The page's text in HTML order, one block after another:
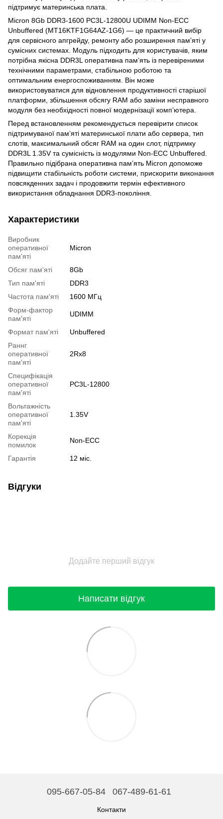
підтримує материнська плата.
Micron 8Gb DDR3-1600 PC3L-12800U UDIMM Non-ECC
Unbuffered (MT16KTF1G64AZ-1G6) — це практичний вибір
для сервісного апгрейду, ремонту або розширення пам’яті у
сумісних системах. Модуль підходить для користувачів, яким
потрібна якісна DDR3L оперативна пам’ять із перевіреними
технічними параметрами, стабільною роботою та
оптимальним енергоспоживанням. Він може
використовуватися для відновлення продуктивності старішої
платформи, збільшення обсягу RAM або заміни несправного
модуля без необхідності повної модернізації комп’ютера.
Перед встановленням рекомендується перевірити список
підтримуваної пам’яті материнської плати або сервера, тип
слотів, максимальний обсяг RAM на один слот, підтримку
DDR3L 1.35V та сумісність із модулями Non-ECC Unbuffered.
Правильно підібрана оперативна пам’ять Micron допоможе
підвищити стабільність роботи системи, прискорити виконання
повсякденних задач і продовжити термін ефективного
використання обладнання DDR3-покоління.
Характеристики
Виробник
оперативної
пам'яті
Micron
Обсяг пам'яті
8Gb
Тип пам'яті
DDR3
Частота пам'яті
1600 МГц
Форм-фактор
пам'яті
UDIMM
Формат пам'яті
Unbuffered
Раннг
оперативної
пам'яті
2Rx8
Специфікація
оперативної
пам'яті
PC3L-12800
Вольтажність
оперативної
пам'яті
1.35V
Корекція
помилок
Non-ECC
Гарантія 12 міс.
Відгуки
Додайте перший відгук
Написати відгук
095-667-05-84 067-489-61-61
Контакти